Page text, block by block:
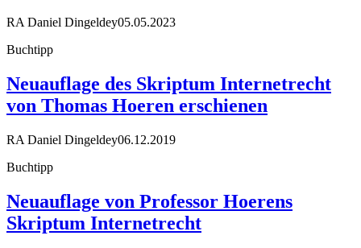
RA Daniel Dingeldey05.05.2023
Buchtipp
Neuauflage des Skriptum Internetrecht
von Thomas Hoeren erschienen
RA Daniel Dingeldey06.12.2019
Buchtipp
Neuauflage von Professor Hoerens
Skriptum Internetrecht